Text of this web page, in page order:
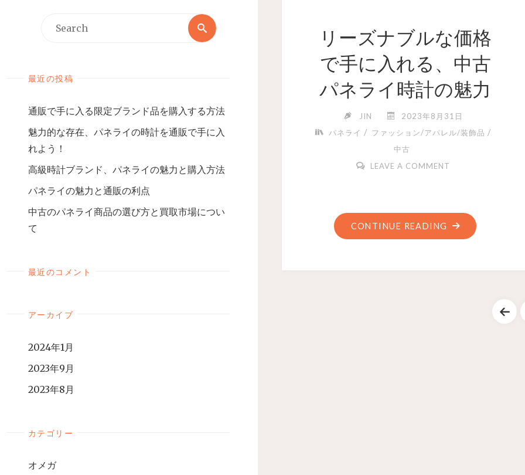
最近の投稿
通販で手に入る限定ブランド品を購入する方法
魅力的な存在、パネライの時計を通販で手に入
れよう！
高級時計ブランド、パネライの魅力と購入方法
パネライの魅力と通販の利点
中古のパネライ商品の選び方と買取市場につい
て
最近のコメント
アーカイブ
2024年1月
2023年9月
2023年8月
カテゴリー
オメガ
リーズナブルな価格
で手に入れる、中古
パネライ時計の魅力
JIN
2023年8月31日
パネライ / ファッション/アパレル/装飾品 /
中古
LEAVE A COMMENT
CONTINUE READING